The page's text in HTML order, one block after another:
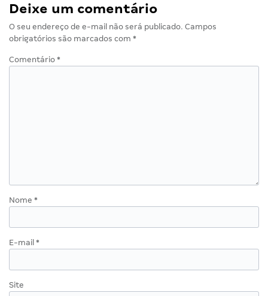
Deixe um comentário
O seu endereço de e-mail não será publicado. Campos
obrigatórios são marcados com *
Comentário *
Nome *
E-mail *
Site